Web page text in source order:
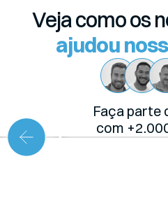
Veja como os
ajudou
Faça parte
com